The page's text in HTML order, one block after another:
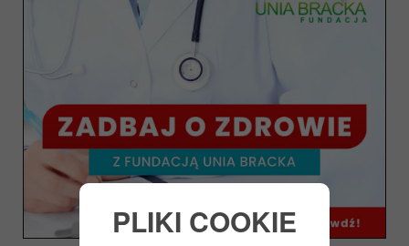
PLIKI COOKIE